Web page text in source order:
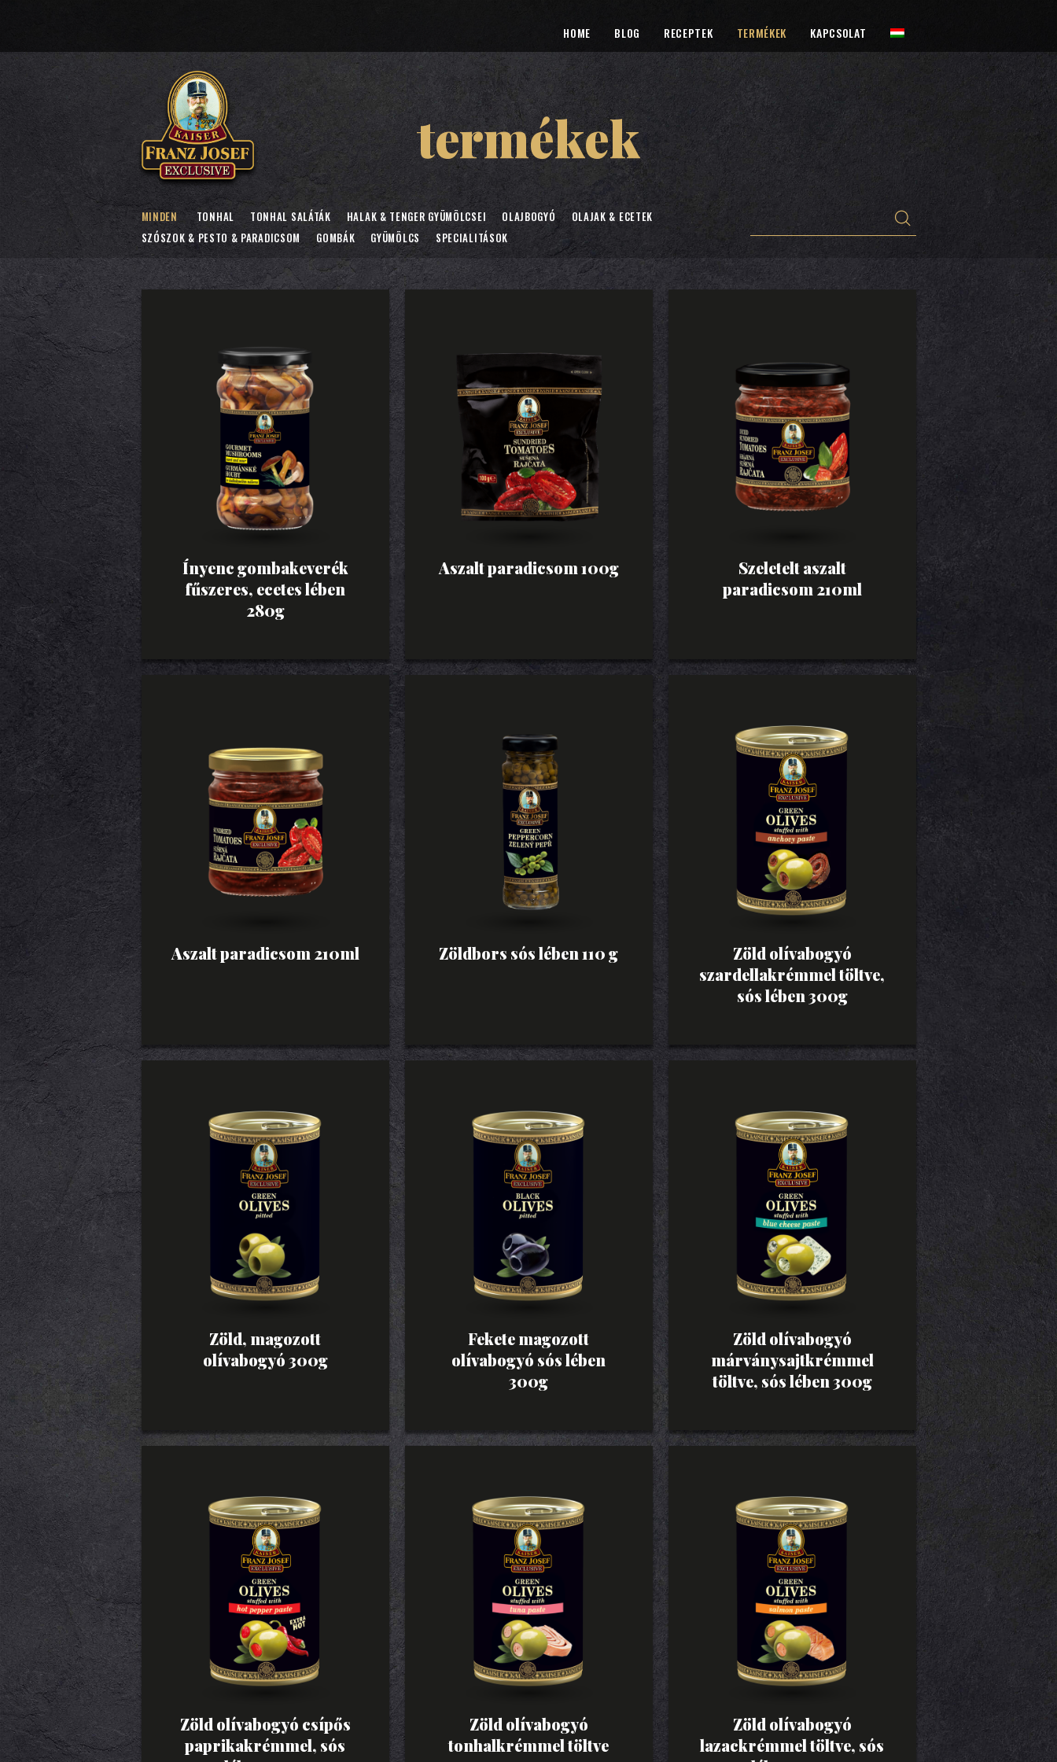
HOME BLOG RECEPTEK TERMÉKEK KAPCSOLAT
termékek
MINDEN TONHAL TONHAL SALÁTÁK HALAK & TENGER GYÜMÖLCSEI OLAJBOGYÓ
OLAJAK & ECETEK
SZÓSZOK & PESTO & PARADICSOM
GOMBÁK GYÜMÖLCS SPECIALITÁSOK
Ínyenc gombakeverék
fűszeres, ecetes lében
280g
Aszalt paradicsom 100g
Szeletelt aszalt
paradicsom 210ml
Aszalt paradicsom 210ml Zöldbors sós lében 110 g
Zöld olívabogyó
szardellakrémmel töltve,
sós lében 300g
Zöld, magozott
olívabogyó 300g
Fekete magozott
olívabogyó sós lében
300g
Zöld olívabogyó
márványsajtkrémmel
töltve, sós lében 300g
Zöld olívabogyó csípős
paprikakrémmel, sós
Zöld olívabogyó
tonhalkrémmel töltve
Zöld olívabogyó
lazackrémmel töltve, sós